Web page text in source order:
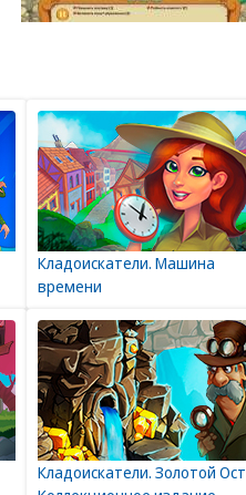
Кладоискатели. Машина
времени
Кладоискатели. Золотой